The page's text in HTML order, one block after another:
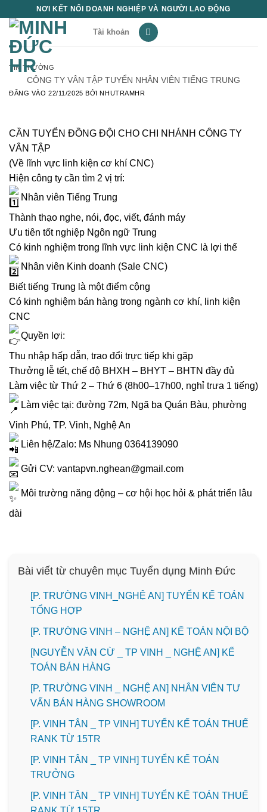
qua
dung
NƠI KẾT NỐI DOANH NGHIỆP VÀ NGƯỜI LAO ĐỘNG
Tài khoản
TIN THƯỜNG
CÔNG TY VÂN TẬP TUYỂN NHÂN VIÊN TIẾNG TRUNG
ĐĂNG VÀO22/11/2025 BỞINHUTRAMHR
CẦN TUYỂN ĐỒNG ĐỘI CHO CHI NHÁNH CÔNG TY
VÂN TẬP
(Về lĩnh vực linh kiện cơ khí CNC)
Hiện công ty cần tìm 2 vị trí:
Nhân viên Tiếng Trung
Thành thạo nghe, nói, đọc, viết, đánh máy
Ưu tiên tốt nghiệp Ngôn ngữ Trung
Có kinh nghiệm trong lĩnh vực linh kiện CNC là lợi thế
Nhân viên Kinh doanh (Sale CNC)
Biết tiếng Trung là một điểm cộng
Có kinh nghiệm bán hàng trong ngành cơ khí, linh kiện
CNC
Quyền lợi:
Thu nhập hấp dẫn, trao đổi trực tiếp khi gặp
Thưởng lễ tết, chế độ BHXH – BHYT – BHTN đầy đủ
Làm việc từ Thứ 2 – Thứ 6 (8h00–17h00, nghỉ trưa 1 tiếng)
Làm việc tại: đường 72m, Ngã ba Quán Bàu, phường
Vinh Phú, TP. Vinh, Nghệ An
Liên hệ/Zalo: Ms Nhung 0364139090
Gửi CV: vantapvn.nghean@gmail.com
Môi trường năng động – cơ hội học hỏi & phát triển lâu
dài
Bài viết từ chuyên mục Tuyển dụng Minh Đức
[P. TRƯỜNG VINH_NGHỆ AN] TUYỂN KẾ TOÁN
TỔNG HỢP
[P. TRƯỜNG VINH – NGHỆ AN] KẾ TOÁN NỘI BỘ
[NGUYỄN VĂN CỪ _ TP VINH _ NGHỆ AN] KẾ
TOÁN BÁN HÀNG
[P. TRƯỜNG VINH _ NGHỆ AN] NHÂN VIÊN TƯ
VẤN BÁN HÀNG SHOWROOM
[P. VINH TÂN _ TP VINH] TUYỂN KẾ TOÁN THUẾ
RANK TỪ 15TR
[P. VINH TÂN _ TP VINH] TUYỂN KẾ TOÁN
TRƯỞNG
[P. VINH TÂN _ TP VINH] TUYỂN KẾ TOÁN THUẾ